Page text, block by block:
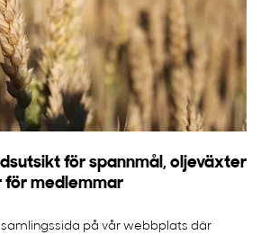
för spannmål, oljeväxter
för medlemmar
samlingssida på vår webbplats där